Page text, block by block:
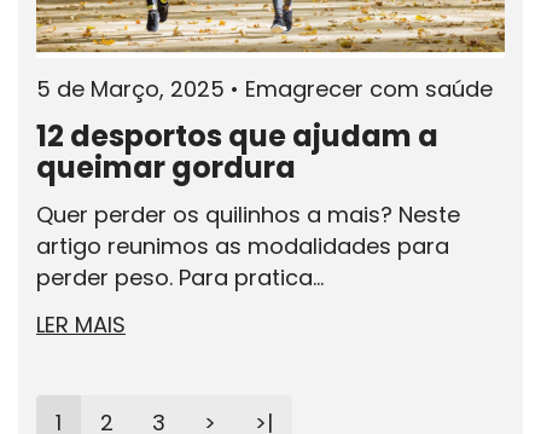
5 de Março, 2025 • Emagrecer com saúde
12 desportos que ajudam a
queimar gordura
Quer perder os quilinhos a mais? Neste
artigo reunimos as modalidades para
perder peso. Para pratica...
LER MAIS
1 2 3 >
>|